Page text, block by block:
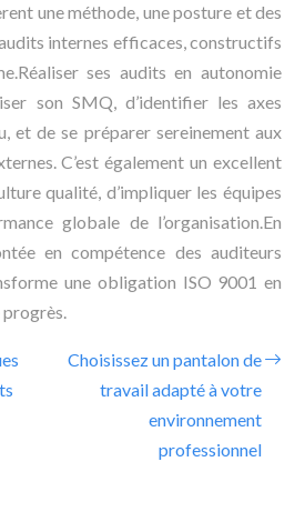
une méthode, une posture et des
internes efficaces, constructifs
ses audits en autonomie
son SMQ, d’identifier les axes
et de se préparer sereinement aux
C’est également un excellent
qualité, d’impliquer les équipes
globale de l’organisation.En
en compétence des auditeurs
une obligation ISO 9001 en
Choisissez un pantalon de
travail adapté à votre
environnement
professionnel